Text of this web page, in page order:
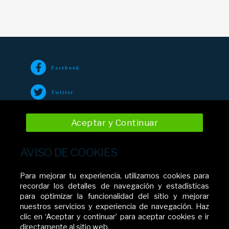
Facebook
Twitter
Movistar El Salvador
AVISO DE COOKIES
Para mejorar tu experiencia, utilizamos cookies para
recordar los detalles de navegación y estadísticas
para optimizar la funcionalidad del sitio y mejorar
nuestros servicios y experiencia de navegación. Haz
clic en ‘Aceptar y continuar’ para aceptar cookies e ir
directamente al sitio web.
Aceptar y Continuar